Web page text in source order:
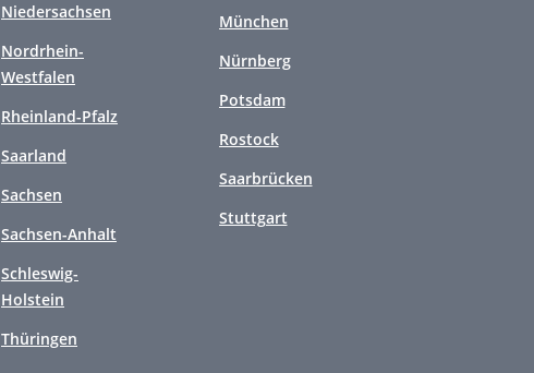
Niedersachsen
Nordrhein-
Westfalen
Rheinland-Pfalz
Saarland
Sachsen
Sachsen-Anhalt
Schleswig-
Holstein
Thüringen
München
Nürnberg
Potsdam
Rostock
Saarbrücken
Stuttgart